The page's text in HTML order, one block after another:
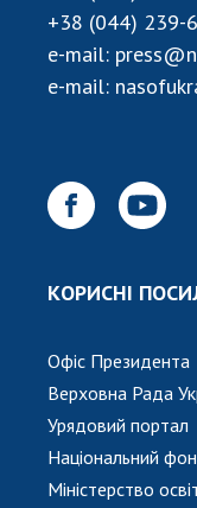
+38 (044) 239-
e-mail:
e-mail:
КОРИСНІ
Офіс Президента
Верховна Рада
Урядовий портал
Національний
Міністерство